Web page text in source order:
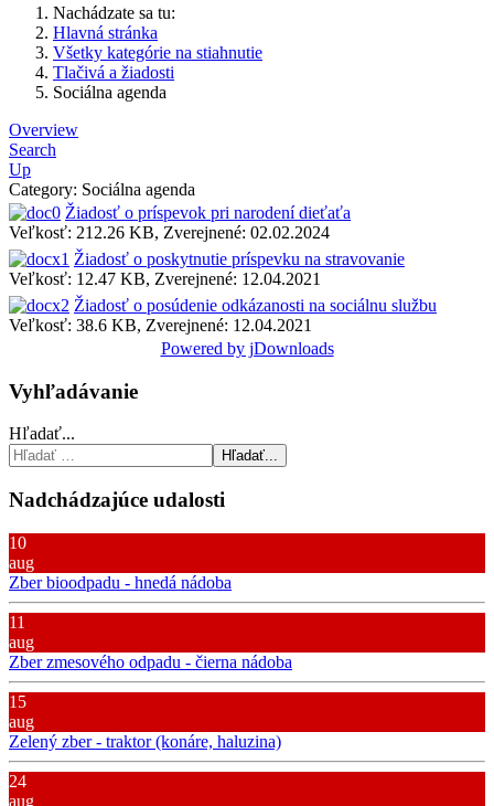
Nachádzate sa tu:
Hlavná stránka
Všetky kategórie na stiahnutie
Tlačivá a žiadosti
Sociálna agenda
Overview
Search
Up
Category: Sociálna agenda
Žiadosť o príspevok pri narodení dieťaťa
Veľkosť: 212.26 KB, Zverejnené: 02.02.2024
Žiadosť o poskytnutie príspevku na stravovanie
Veľkosť: 12.47 KB, Zverejnené: 12.04.2021
Žiadosť o posúdenie odkázanosti na sociálnu službu
Veľkosť: 38.6 KB, Zverejnené: 12.04.2021
Powered by jDownloads
Vyhľadávanie
Hľadať...
Hľadať...
Nadchádzajúce udalosti
10
aug
Zber bioodpadu - hnedá nádoba
11
aug
Zber zmesového odpadu - čierna nádoba
15
aug
Zelený zber - traktor (konáre, haluzina)
24
aug